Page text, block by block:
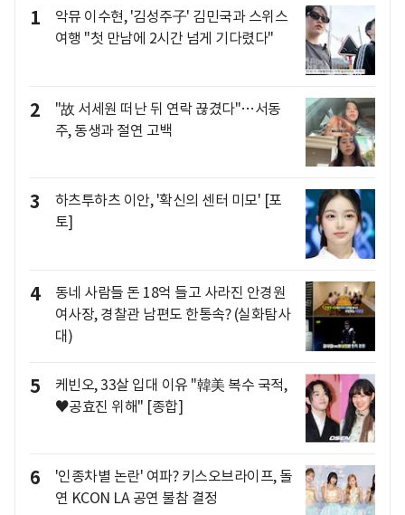
1
악뮤 이수현, '김성주子' 김민국과 스위스
여행 "첫 만남에 2시간 넘게 기다렸다"
2
"故 서세원 떠난 뒤 연락 끊겼다"…서동
주, 동생과 절연 고백
3
하츠투하츠 이안, '확신의 센터 미모' [포
토]
4
동네 사람들 돈 18억 들고 사라진 안경원
여사장, 경찰관 남편도 한통속? (실화탐사
대)
5
케빈오, 33살 입대 이유 "韓美 복수 국적,
♥공효진 위해" [종합]
6
'인종차별 논란' 여파? 키스오브라이프, 돌
연 KCON LA 공연 불참 결정